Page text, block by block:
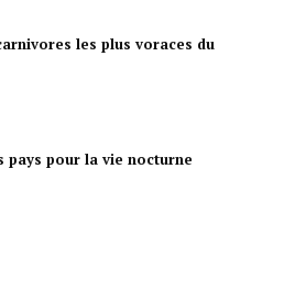
les plus voraces du
pays pour la vie nocturne